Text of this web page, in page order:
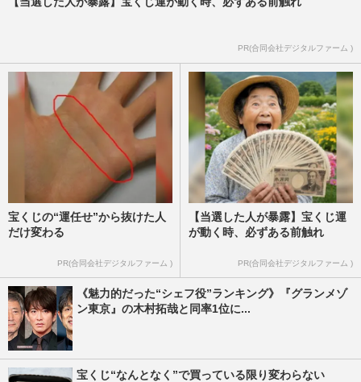
PR(合同会社デジタルファーム )
宝くじの“運任せ”から抜けた人
だけ変わる
PR(合同会社デジタルファーム )
【当選した人が暴露】宝くじ運
が動く時、必ずある前触れ
PR(合同会社デジタルファーム )
《魅力的だった“シェフ役”ランキング》『グランメゾ
ン東京』の木村拓哉と同率1位に...
宝くじ“なんとなく”で買っている限り変わらない